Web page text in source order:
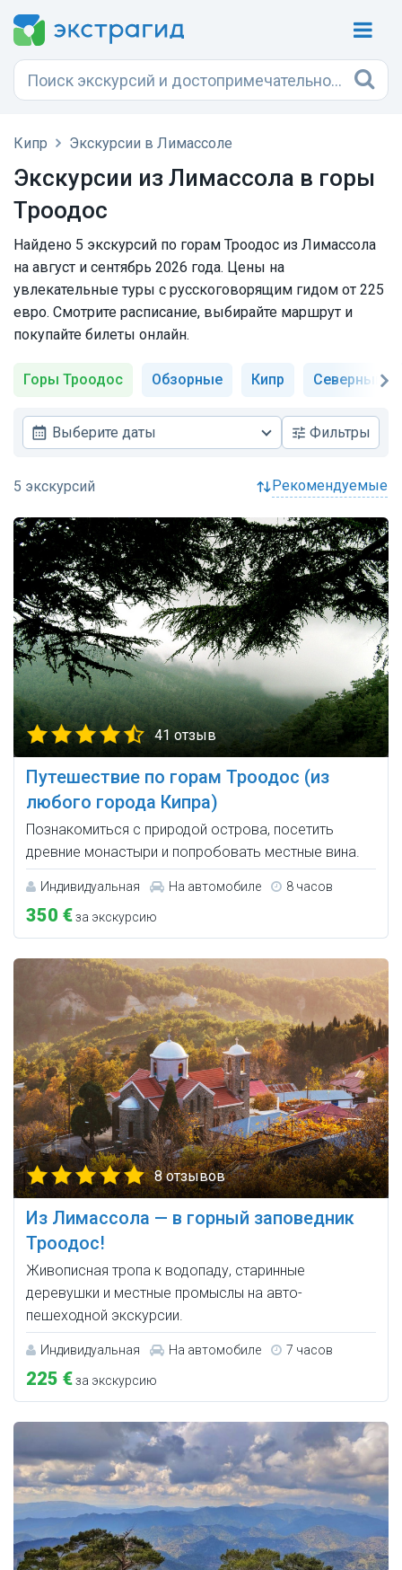
Кипр Экскурсии в Лимассоле
Экскурсии из Лимассола в горы
Троодос
Найдено 5 экскурсий по горам Троодос из Лимассола
на август и сентябрь 2026 года. Цены на
увлекательные туры с русскоговорящим гидом от 225
евро. Смотрите расписание, выбирайте маршрут и
покупайте билеты онлайн.
Горы Троодос Обзорные Кипр Северный
Выберите даты Фильтры
рекомендуемые
41 отзыв
Путешествие по горам Троодос (из
любого города Кипра)
Познакомиться с природой острова, посетить
древние монастыри и попробовать местные вина.
Индивидуальная На автомобиле 8 часов
350 €за экскурсию
8 отзывов
Из Лимассола — в горный заповедник
Троодос!
Живописная тропа к водопаду, старинные
деревушки и местные промыслы на авто-
пешеходной экскурсии.
Индивидуальная На автомобиле 7 часов
225 €за экскурсию